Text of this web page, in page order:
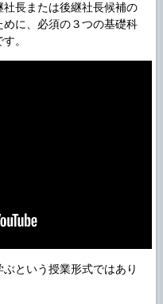
社長または後継社長候補の
に、必須の３つの基礎科
。
という授業形式ではあり